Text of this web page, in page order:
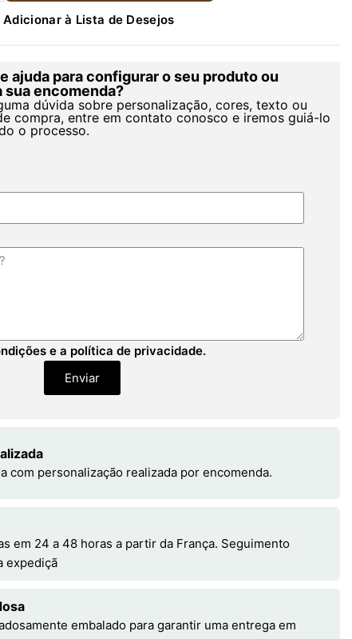
Adicionar à Lista de Desejos
ajuda para configurar o seu produto ou
sua encomenda?
dúvida sobre personalização, cores, texto ou
compra, entre em contato conosco e iremos guiá-lo
o processo.
e a política de privacidade.
Enviar
com personalização realizada por encomenda.
em 24 a 48 horas a partir da França. Seguimento
expediçã
embalado para garantir uma entrega em